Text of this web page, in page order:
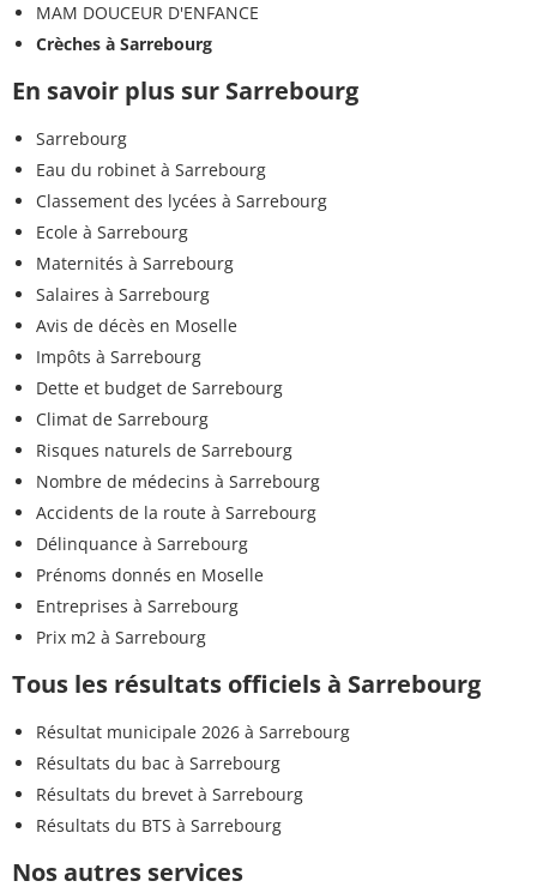
MAM DOUCEUR D'ENFANCE
Crèches à Sarrebourg
En savoir plus sur Sarrebourg
Sarrebourg
Eau du robinet à Sarrebourg
Classement des lycées à Sarrebourg
Ecole à Sarrebourg
Maternités à Sarrebourg
Salaires à Sarrebourg
Avis de décès en Moselle
Impôts à Sarrebourg
Dette et budget de Sarrebourg
Climat de Sarrebourg
Risques naturels de Sarrebourg
Nombre de médecins à Sarrebourg
Accidents de la route à Sarrebourg
Délinquance à Sarrebourg
Prénoms donnés en Moselle
Entreprises à Sarrebourg
Prix m2 à Sarrebourg
Tous les résultats officiels à Sarrebourg
Résultat municipale 2026 à Sarrebourg
Résultats du bac à Sarrebourg
Résultats du brevet à Sarrebourg
Résultats du BTS à Sarrebourg
Nos autres services